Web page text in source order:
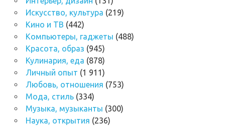
Искусство, культура (219)
Кино и ТВ (442)
Компьютеры, гаджеты (488)
Красота, образ (945)
Кулинария, еда (878)
Личный опыт (1 911)
Любовь, отношения (753)
Мода, стиль(334)
Музыка, музыканты (300)
Наука, открытия (236)